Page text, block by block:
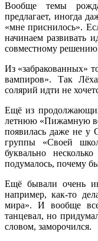
Вообще темы
предлагает, иногда
«мне приснилось».
начинаем развивать
совместному
Из «забракованных»
вампиров». Так
солярий идти не
Ещё из
летнюю «Пижамную
появилась даже не у
группы «Своей
буквально
подумалось, почему
Ещё бывали очень
например, как-то
мира». И вообще
танцевал, но
словом, заморочился.